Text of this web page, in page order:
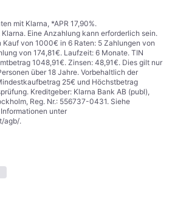
mit Klarna, *APR 17,90%.
Eine Anzahlung kann erforderlich sein.
von 1000€ in 6 Raten: 5 Zahlungen von
von 174,81€. Laufzeit: 6 Monate. TIN
1048,91€. Zinsen: 48,91€. Dies gilt nur
über 18 Jahre. Vorbehaltlich der
25€ und Höchstbetrag
Kreditgeber: Klarna Bank AB (publ),
Reg. Nr.: 556737-0431. Siehe
unter
agb/.